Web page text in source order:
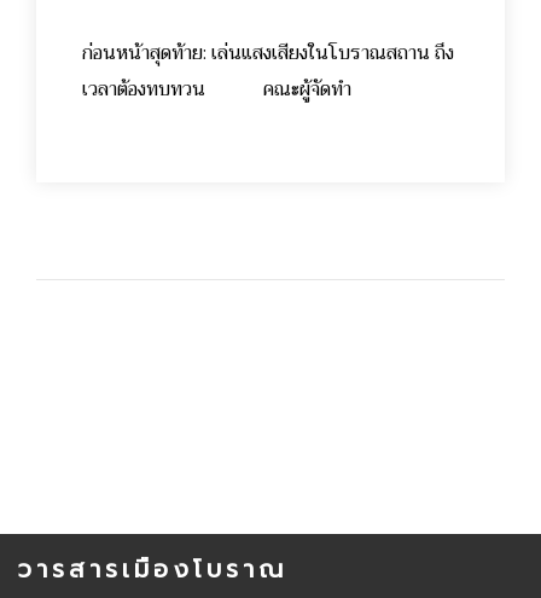
ก่อนหน้าสุดท้าย: เล่นแสงเสียงในโบราณสถาน ถึง
เวลาต้องทบทวน คณะผู้จัดทำ
วารสารเมืองโบราณ